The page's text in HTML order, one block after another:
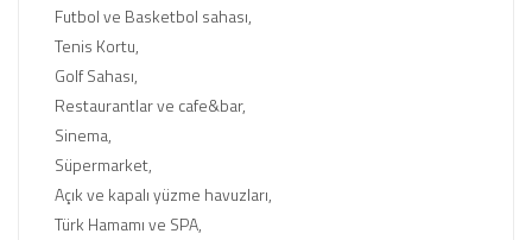
Futbol ve Basketbol sahası,
Tenis Kortu,
Golf Sahası,
Restaurantlar ve cafe&bar,
Sinema,
Süpermarket,
Açık ve kapalı yüzme havuzları,
Türk Hamamı ve SPA,